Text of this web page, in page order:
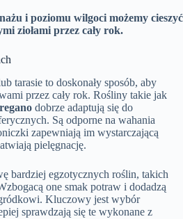
i poziomu wilgoci możemy cieszyć
ziołami przez cały rok.
tarasie to doskonały sposób, aby
przez cały rok. Rośliny takie jak
dobrze adaptują się do
Są odporne na wahania
zapewniają im wystarczającą
pielęgnację.
bardziej egzotycznych roślin, takich
one smak potraw i dodadzą
Kluczowy jest wybór
sprawdzają się te wykonane z